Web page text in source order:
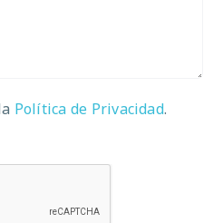
Política de Privacidad.